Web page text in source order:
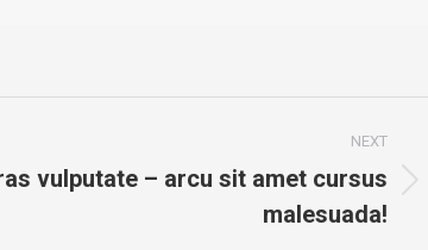
NEXT
vulputate – arcu sit amet cursus
malesuada!